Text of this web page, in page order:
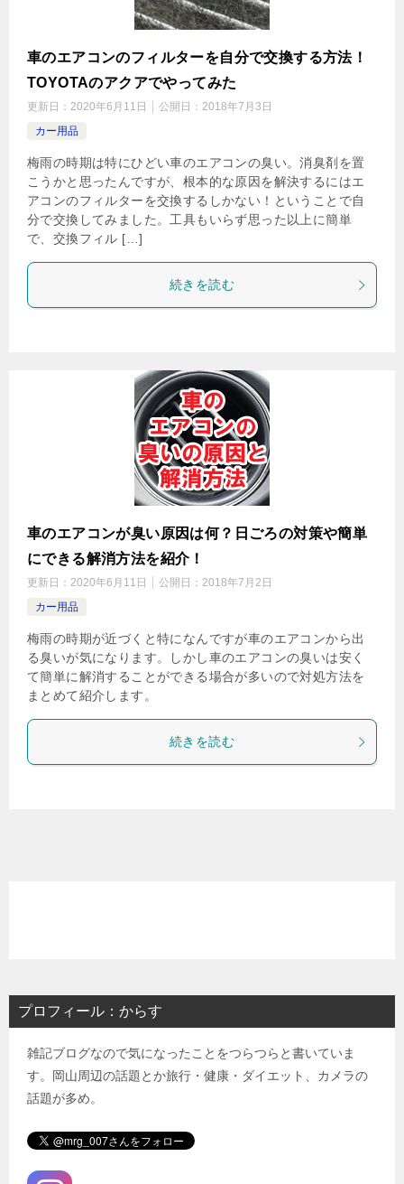
車のエアコンのフィルターを自分で交換する方法！
TOYOTAのアクアでやってみた
更新日： 2020年6月11日 公開日： 2018年7月3日
カー用品
梅雨の時期は特にひどい車のエアコンの臭い。消臭剤を置
こうかと思ったんですが、根本的な原因を解決するにはエ
アコンのフィルターを交換するしかない！ということで自
分で交換してみました。工具もいらず思った以上に簡単
で、交換フィル […]
続きを読む
車のエアコンが臭い原因は何？日ごろの対策や簡単
にできる解消方法を紹介！
更新日： 2020年6月11日 公開日： 2018年7月2日
カー用品
梅雨の時期が近づくと特になんですが車のエアコンから出
る臭いが気になります。しかし車のエアコンの臭いは安く
て簡単に解消することができる場合が多いので対処方法を
まとめて紹介します。
続きを読む
プロフィール：からす
雑記ブログなので気になったことをつらつらと書いていま
す。岡山周辺の話題とか旅行・健康・ダイエット、カメラの
話題が多め。